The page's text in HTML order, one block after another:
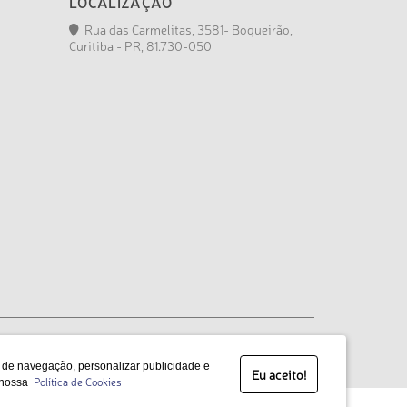
navegação, personalizar publicidade e
Política de Cookies Eu aceito!
Rua das Carmelitas, 3581- Boqueirão,
Curitiba - PR, 81.730-050